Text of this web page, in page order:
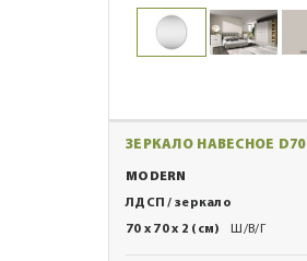
ЗЕРКАЛО НАВЕСНОЕ D70
MODERN
ЛДСП / зеркало
70 x 70 x 2 (см)
Ш/В/Г